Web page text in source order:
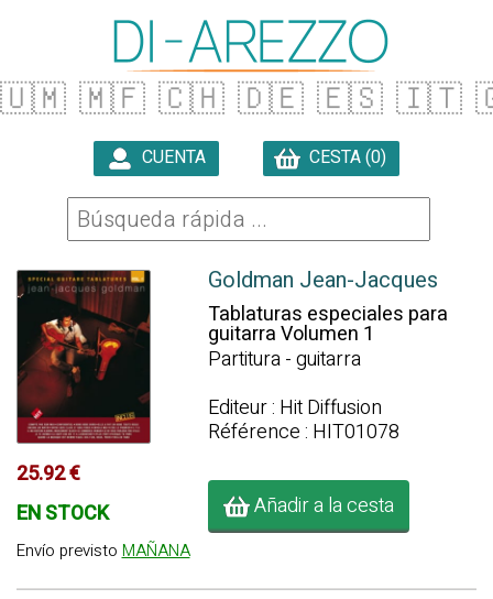
🇺🇲 🇲🇫 🇨🇭 🇩🇪 🇪🇸 🇮🇹
CUENTA CESTA (0)
25.92 €
EN STOCK
Envío previstoMAÑANA
Goldman Jean-Jacques
Tablaturas especiales para
guitarra Volumen 1
Partitura - guitarra
Editeur : Hit Diffusion
Référence : HIT01078
Añadir a la cesta